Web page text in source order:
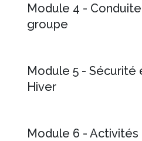
Module 4 -
groupe
Module 5 - Sécurité
Hiver
Module 6 - Activités